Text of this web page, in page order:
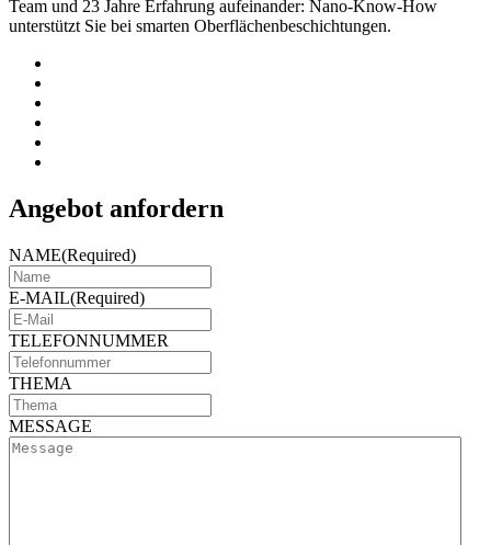
Team und 23 Jahre Erfahrung aufeinander: Nano-Know-How
unterstützt Sie bei smarten Oberflächenbeschichtungen.
Angebot anfordern
NAME(Required)
E-MAIL(Required)
TELEFONNUMMER
THEMA
MESSAGE